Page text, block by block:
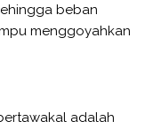
beban
menggoyahkan
adalah